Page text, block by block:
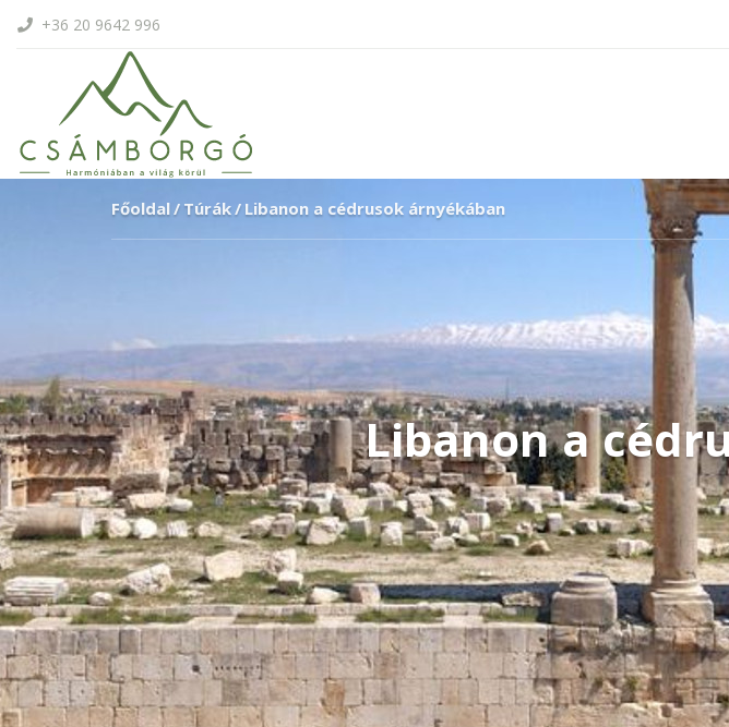
+36 20 9642 996
Főoldal Túrák Libanon a cédrusok árnyékában
Libanon a